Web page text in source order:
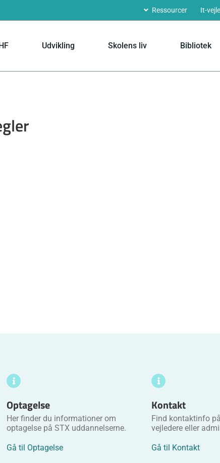
Ressourcer It-
Udvikling Skolens liv Bibliotek
Optagelse
Her finder du informationer om
optagelse på STX uddannelserne.
Gå til Optagelse
Kontakt
Find kontaktinfo
vejledere eller
Gå til Kontakt